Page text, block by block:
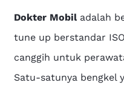
Dokter Mobiladalah
tune up berstandar
canggih untuk
Satu-satunya bengkel